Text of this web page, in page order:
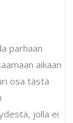
parhaan
aikaan
osa tästä
jolla ei